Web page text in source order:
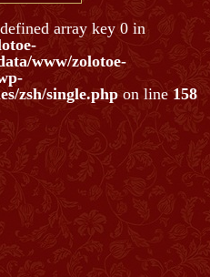
array key 0 in
www/zolotoe-
zsh/single.php on line158